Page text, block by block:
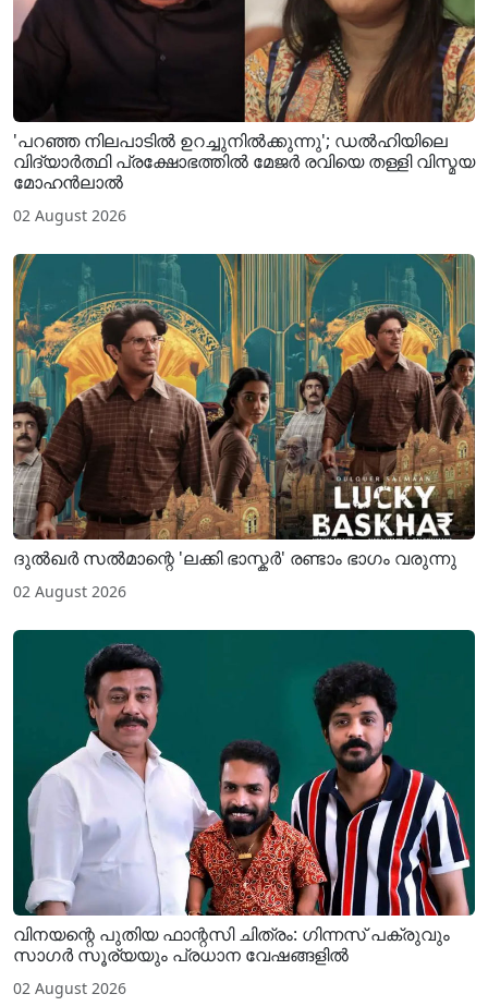
'പറഞ്ഞ നിലപാടിൽ ഉറച്ചുനിൽക്കുന്നു'; ഡൽഹിയിലെ
വിദ്യാർത്ഥി പ്രക്ഷോഭത്തിൽ മേജർ രവിയെ തള്ളി വിസ്മയ
മോഹൻലാൽ
02 August 2026
ദുൽഖർ സൽമാന്റെ 'ലക്കി ഭാസ്കർ' രണ്ടാം ഭാഗം വരുന്നു
02 August 2026
വിനയന്റെ പുതിയ ഫാന്റസി ചിത്രം: ഗിന്നസ് പക്രുവും
സാഗർ സൂര്യയും പ്രധാന വേഷങ്ങളിൽ
02 August 2026